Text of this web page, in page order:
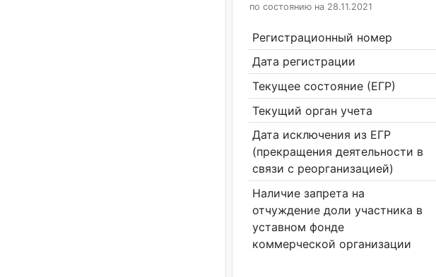
по состоянию на 28.11.2021
Регистрационный номер
Дата регистрации
Текущее состояние (ЕГР)
Текущий орган учета
Дата исключения из ЕГР
(прекращения деятельности в
связи с реорганизацией)
Наличие запрета на
отчуждение доли участника в
уставном фонде
коммерческой организации